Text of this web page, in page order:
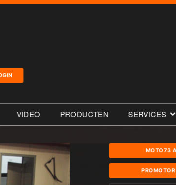
VIDEO PRODUCTEN SERVICES
MOTO73